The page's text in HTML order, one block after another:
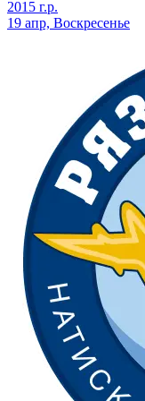
2015 г.р.
19 апр, Воскресенье